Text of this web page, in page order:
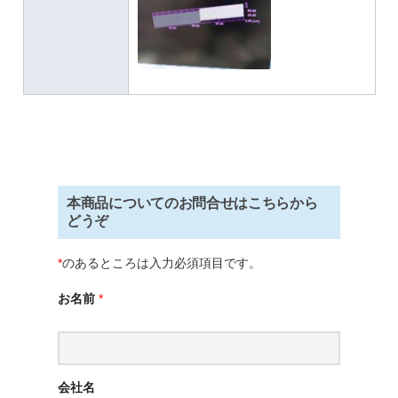
本商品についてのお問合せはこちらから
どうぞ
*のあるところは入力必須項目です。
お名前 *
会社名